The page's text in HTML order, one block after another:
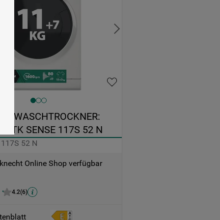
WASCHTROCKNER:
SENSE 117S 52 N
52 N
Online Shop verfügbar
4.2(6)